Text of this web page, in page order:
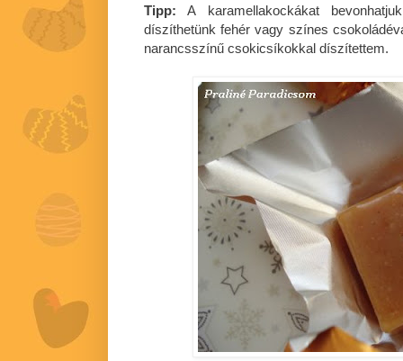
Tipp: A karamellakockákat
díszíthetünk fehér vagy színes
narancsszínű csokicsíkokkal díszítettem.